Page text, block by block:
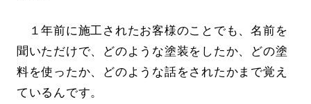
１年前に施工されたお客様のことでも、名前を
聞いただけで、どのような塗装をしたか、どの塗
料を使ったか、どのような話をされたかまで覚え
ているんです。